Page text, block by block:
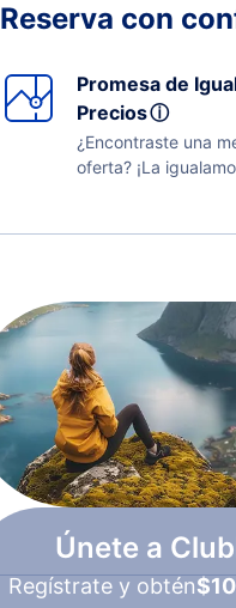
Reserva con
Promesa de
Preciosⓘ
¿Encontraste una
oferta? ¡La
Únete a
Regístrate y obtén$10